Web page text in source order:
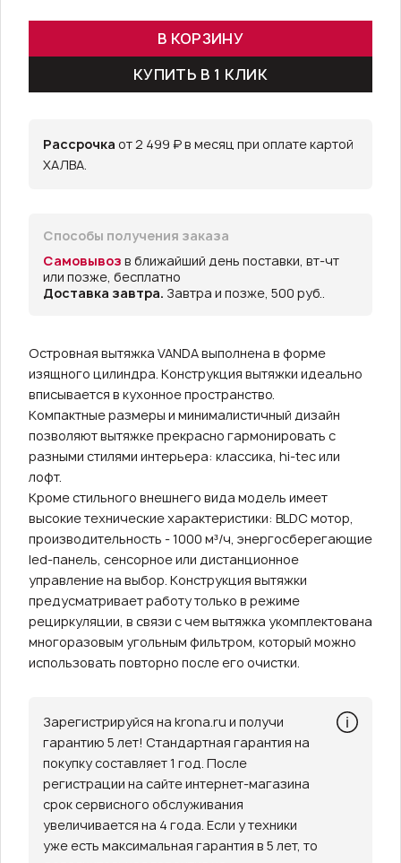
В КОРЗИНУ
КУПИТЬ В 1 КЛИК
Рассрочка от 2 499 ₽ в месяц при оплате картой
ХАЛВА.
Способы получения заказа
Самовывоз в ближайший день поставки, вт-чт
или позже, бесплатно
Доставка завтра. Завтра и позже, 500 руб..
Островная вытяжка VANDA выполнена в форме
изящного цилиндра. Конструкция вытяжки идеально
вписывается в кухонное пространство.
Компактные размеры и минималистичный дизайн
позволяют вытяжке прекрасно гармонировать с
разными стилями интерьера: классика, hi-tec или
лофт.
Кроме стильного внешнего вида модель имеет
высокие технические характеристики: BLDC мотор,
производительность - 1000 м³/ч, энергосберегающие
led-панель, сенсорное или дистанционное
управление на выбор. Конструкция вытяжки
предусматривает работу только в режиме
рециркуляции, в связи с чем вытяжка укомплектована
многоразовым угольным фильтром, который можно
использовать повторно после его очистки.
Зарегистрируйся на krona.ru и получи
гарантию 5 лет! Стандартная гарантия на
покупку составляет 1 год. После
регистрации на сайте интернет-магазина
срок сервисного обслуживания
увеличивается на 4 года. Если у техники
уже есть максимальная гарантия в 5 лет, то